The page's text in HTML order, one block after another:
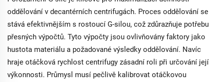
oddělování v decantérních centrifugách. Proces oddělování se
stává efektivnějším s rostoucí G-silou, což zdůrazňuje potřebu
přesných výpočtů. Tyto výpočty jsou ovlivňovány faktory jako
hustota materiálu a požadované výsledky oddělování. Navíc
hraje otáčková rychlost centrifugy zásadní roli při určování její
výkonnosti. Průmysl musí pečlivě kalibrovat otáčkovou